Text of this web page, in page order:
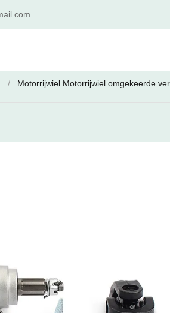
/ Motorrijwiel Motorrijwiel omgekeerde